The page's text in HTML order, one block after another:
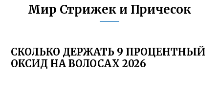
Мир Стрижек и Причесок
СКОЛЬКО ДЕРЖАТЬ 9 ПРОЦЕНТНЫЙ
ОКСИД НА ВОЛОСАХ 2026